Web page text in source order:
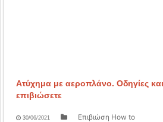
Ατύχημα με αεροπλάνο. Οδηγίες
επιβιώσετε
30/06/2021 Επιβιώση How to